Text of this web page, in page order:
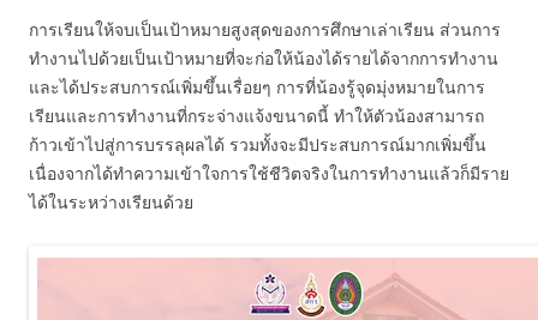
การเรียนให้จบเป็นเป้าหมายสูงสุดของการศึกษาเล่าเรียน ส่วนการ
ทำงานไปด้วยเป็นเป้าหมายที่จะก่อให้น้องได้รายได้จากการทำงาน
และได้ประสบการณ์เพิ่มขึ้นเรื่อยๆ การที่น้องรู้จุดมุ่งหมายในการ
เรียนและการทำงานที่กระจ่างแจ้งขนาดนี้ ทำให้ตัวน้องสามารถ
ก้าวเข้าไปสู่การบรรลุผลได้ รวมทั้งจะมีประสบการณ์มากเพิ่มขึ้น
เนื่องจากได้ทำความเข้าใจการใช้ชีวิตจริงในการทำงานแล้วก็มีราย
ได้ในระหว่างเรียนด้วย